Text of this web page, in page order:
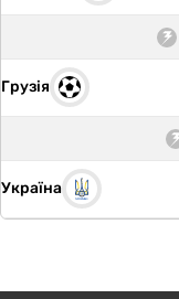
Грузія
Україна